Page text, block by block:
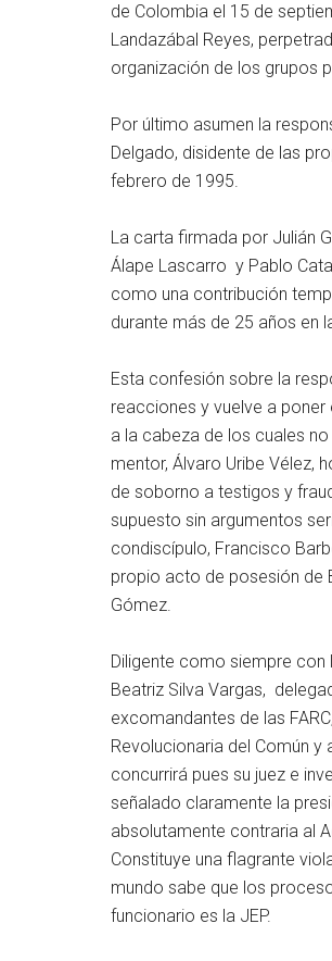
de Colombia el 15 de
Landazábal Reyes,
organización de los grupos
Por último asumen la
Delgado, disidente de las
febrero de 1995.
La carta firmada por Julián
Álape Lascarro y Pablo
como una contribución
durante más de 25 años en
Esta confesión sobre la
reacciones y vuelve a
a la cabeza de los cuales
mentor, Álvaro Uribe Vélez,
de soborno a testigos y
supuesto sin argumentos
condiscípulo, Francisco
propio acto de posesión de
Gómez.
Diligente como siempre con
Beatriz Silva Vargas,
excomandantes de las
Revolucionaria del Común
concurrirá pues su juez e
señalado claramente la
absolutamente contraria al
Constituye una flagrante
mundo sabe que los
funcionario es la JEP.